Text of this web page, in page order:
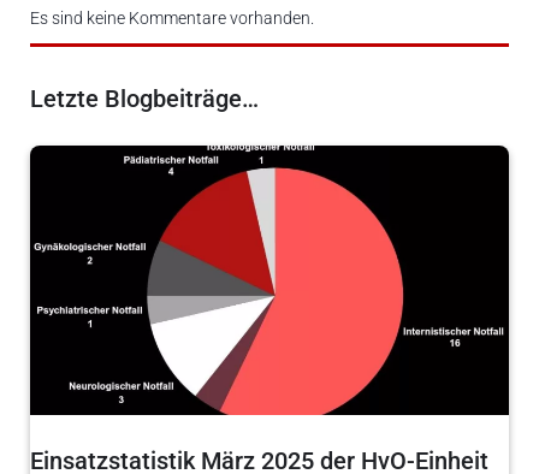
Es sind keine Kommentare vorhanden.
Letzte Blogbeiträge…
Einsatzstatistik März 2025 der HvO-Einheit